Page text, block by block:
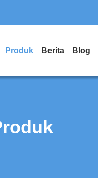
Produk Berita Blog